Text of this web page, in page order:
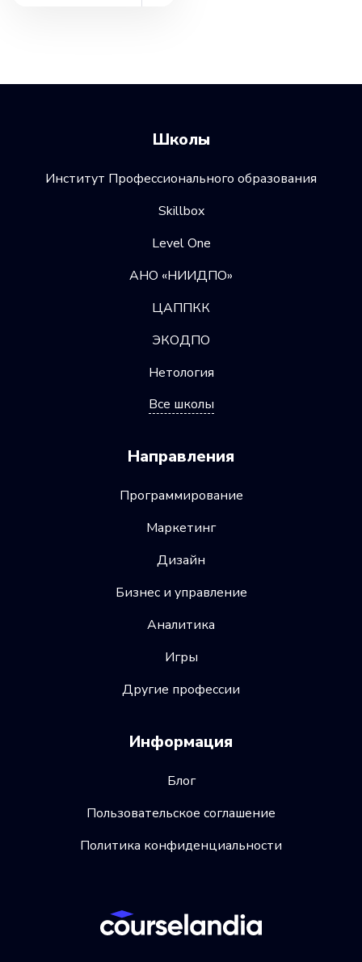
Школы
Институт Профессионального образования
Skillbox
Level One
АНО «НИИДПО»
ЦАППКК
ЭКОДПО
Нетология
Все школы
Направления
Программирование
Маркетинг
Дизайн
Бизнес и управление
Аналитика
Игры
Другие профессии
Информация
Блог
Пользовательское соглашение
Политика конфиденциальности